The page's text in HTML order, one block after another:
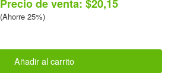
Precio de venta: $20,15
(Ahorre 25%)
Añadir al carrito